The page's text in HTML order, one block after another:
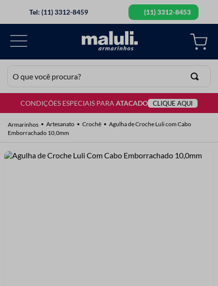
Tel: (11) 3312-8459 (11) 3312-8453
O que você procura?
CONDIÇÕES ESPECIAIS PARAATACADO CLIQUE AQUI
Artesanato Crochê
Agulha de Croche Luli com Cabo
Emborrachado 10,0mm
TERMOS MAIS BUSCADOS
2º
barbante
3º
botão